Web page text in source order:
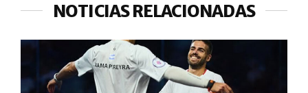
NOTICIAS RELACIONADAS